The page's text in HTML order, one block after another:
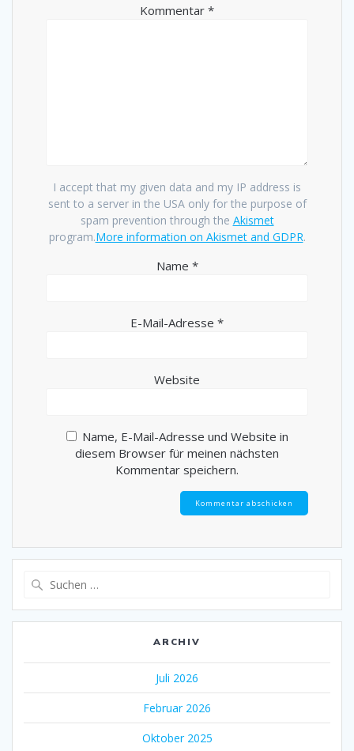
Kommentar *
I accept that my given data and my IP address is
sent to a server in the USA only for the purpose of
spam prevention through the Akismet
program.More information on Akismet and GDPR.
Name *
E-Mail-Adresse *
Website
Name, E-Mail-Adresse und Website in
diesem Browser für meinen nächsten
Kommentar speichern.
ARCHIV
Juli 2026
Februar 2026
Oktober 2025